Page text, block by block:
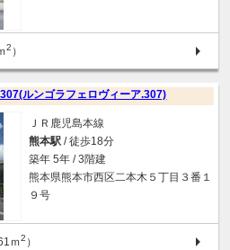
2 ）
ルンゴラフェロヴィーア.307)
ＪＲ鹿児島本線
熊本駅 / 徒歩18分
築年 5年 / 3階建
熊本県熊本市西区二本木５丁目３番１
９号
ｍ2 ）